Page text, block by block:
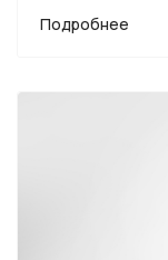
Подробнее